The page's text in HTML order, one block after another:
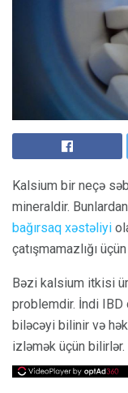
Kalsium bir neçə
mineraldir.
bağırsaq xəstəliyi
çatışmamazlığı
Bəzi kalsium itkisi
problemdir. İndi IBD
biləcəyi bilinir və
izləmək üçün bilirlər.